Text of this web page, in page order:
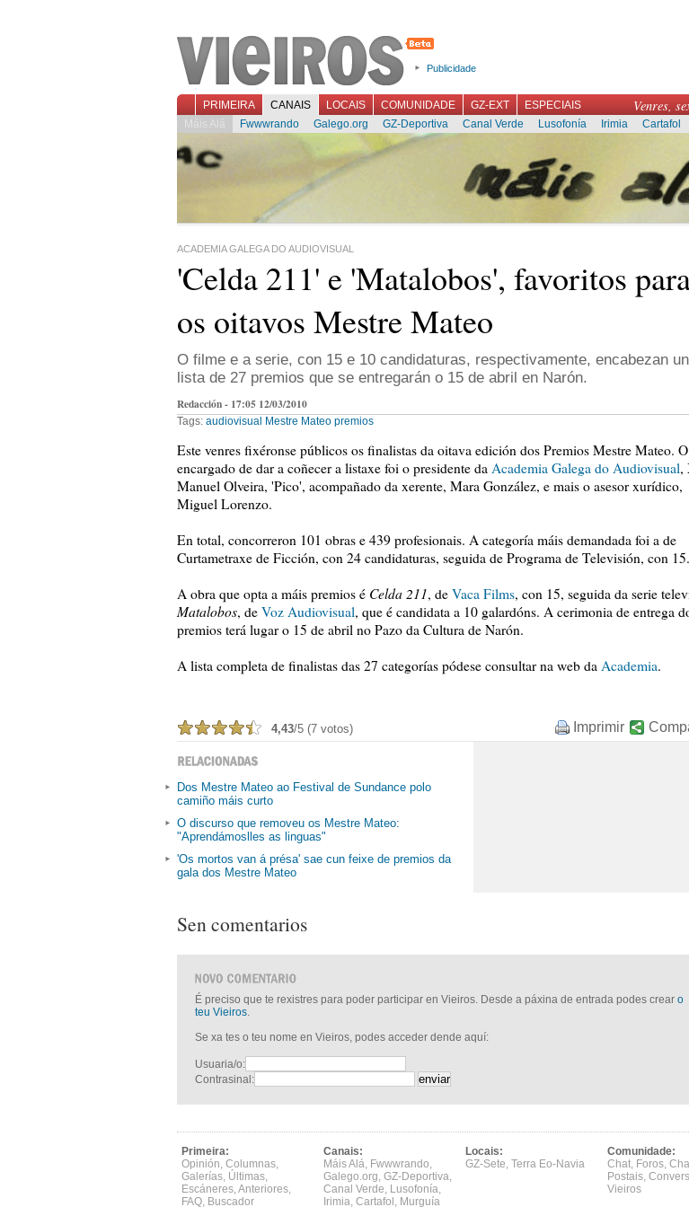
Publicidade
Venres,
PRIMEIRA CANAIS LOCAIS COMUNIDADE GZ-EXT
ESPECIAIS
Máis Alá
Fwwwrando Galego.org GZ-Deportiva Canal Verde Lusofonía Irimia Cartafol
ACADEMIA GALEGA DO AUDIOVISUAL
'Celda 211' e 'Matalobos', favoritos
os oitavos Mestre Mateo
O filme e a serie, con 15 e 10 candidaturas, respectivamente, encabezan
lista de 27 premios que se entregarán o 15 de abril en Narón.
Redacción - 17:05 12/03/2010
Tags: audiovisual Mestre Mateo premios
Este venres fixéronse públicos os finalistas da oitava edición dos Premios Mestre Mateo. O
encargado de dar a coñecer a listaxe foi o presidente da Academia Galega do Audiovisual,
Manuel Olveira, 'Pico', acompañado da xerente, Mara González, e mais o asesor xurídico,
Miguel Lorenzo.
En total, concorreron 101 obras e 439 profesionais. A categoría máis demandada foi a de
Curtametraxe de Ficción, con 24 candidaturas, seguida de Programa de Televisión, con 15.
A obra que opta a máis premios é Celda 211, de Vaca Films, con 15, seguida da serie
Matalobos, de Voz Audiovisual, que é candidata a 10 galardóns. A cerimonia de entrega
premios terá lugar o 15 de abril no Pazo da Cultura de Narón.
A lista completa de finalistas das 27 categorías pódese consultar na web da Academia.
4,43/5 (7 votos) Imprimir
Dos Mestre Mateo ao Festival de Sundance polo
camiño máis curto
O discurso que removeu os Mestre Mateo:
"Aprendámoslles as linguas"
'Os mortos van á présa' sae cun feixe de premios da
gala dos Mestre Mateo
Sen comentarios
É preciso que te rexistres para poder participar en Vieiros. Desde a páxina de entrada podes crear o
teu Vieiros.
Se xa tes o teu nome en Vieiros, podes acceder dende aquí:
Usuaria/o:
Contrasinal:
Primeira:
Opinión, Columnas,
Galerías, Últimas,
Escáneres,Anteriores,
FAQ, Buscador
Canais:
Máis Alá, Fwwwrando,
Galego.org, GZ-Deportiva,
Canal Verde, Lusofonía,
Irimia, Cartafol , Murguía
Locais:
GZ-Sete, Terra Eo-Navia
Comunidade:
Chat, Foros,
Postais,
Vieiros